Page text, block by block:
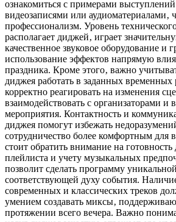
ознакомиться с примерами
видеозаписями или аудиоматериалами‚
профессионализм. Уровень
располагает диджей‚ играет
качественное звуковое оборудование и
использование эффектов напрямую
праздника. Кроме этого‚ важно
диджея работать в заданных временных
корректно реагировать на изменения
взаимодействовать с организаторами и
мероприятия. Контактность и
диджея помогут избежать
сотрудничество более комфортным для
стоит обратить внимание на
плейлиста и учету музыкальных
позволит сделать программу
соответствующей духу события.
современных и классических треков
умением создавать миксы‚
протяжении всего вечера. Важно